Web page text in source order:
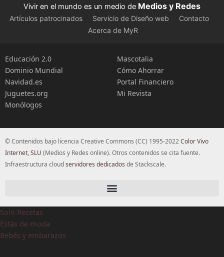
Vivir en el mundo es un medio de Medios y Redes
Artículos patrocinados Servicio de Diseño web
Contacto
Acerca de MyR
Educación 2.0
Dominio Mundial
Navidad.es
Juguetes.org
Monólogos
Mascotalia
Cómo Ahorrar
Portal Financiero
Mi Revista
© Contenidos bajo licencia Creative Commons (CC) 1995-2022Color Vivo
Internet, SLU (Medios y Redes online). Otros contenidos se cita fuente.
Infraestructura cloudservidores dedicados de Stackscale.
Solo Recetas
Estás de moda
Bebés y embarazos